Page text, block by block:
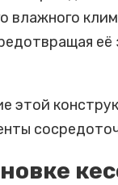
влажного
её
этой